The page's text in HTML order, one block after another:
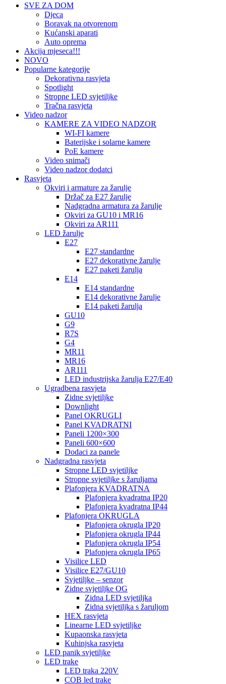
SVE ZA DOM
Djeca
Boravak na otvorenom
Kućanski aparati
Auto oprema
Akcija mjeseca!!!
NOVO
Popularne kategorije
Dekorativna rasvjeta
Spotlight
Stropne LED svjetiljke
Tračna rasvjeta
Video nadzor
KAMERE ZA VIDEO NADZOR
WI-FI kamere
Baterijske i solarne kamere
PoE kamere
Video snimači
Video nadzor dodatci
Rasvjeta
Okviri i armature za žarulje
Držač za E27 žarulje
Nadgradna armatura za žarulje
Okviri za GU10 i MR16
Okviri za AR111
LED žarulje
E27
E27 standardne
E27 dekorativne žarulje
E27 paketi žarulja
E14
E14 standardne
E14 dekorativne žarulje
E14 paketi žarulja
GU10
G9
R7S
G4
MR11
MR16
AR111
LED industrijska žarulja E27/E40
Ugradbena rasvjeta
Zidne svjetiljke
Downlight
Panel OKRUGLI
Panel KVADRATNI
Paneli 1200×300
Paneli 600×600
Dodaci za panele
Nadgradna rasvjeta
Stropne LED svjetiljke
Stropne svjetiljke s žaruljama
Plafonjera KVADRATNA
Plafonjera kvadratna IP20
Plafonjera kvadratna IP44
Plafonjera OKRUGLA
Plafonjera okrugla IP20
Plafonjera okrugla IP44
Plafonjera okrugla IP54
Plafonjera okrugla IP65
Visilice LED
Visilice E27/GU10
Svjetiljke – senzor
Zidne svjetiljke OG
Zidna LED svjetiljka
Zidna svjetiljka s žaruljom
HEX rasvjeta
Linearne LED svjetiljke
Kupaonska rasvjeta
Kuhinjska rasvjeta
LED panik svjetiljke
LED trake
LED traka 220V
COB led trake